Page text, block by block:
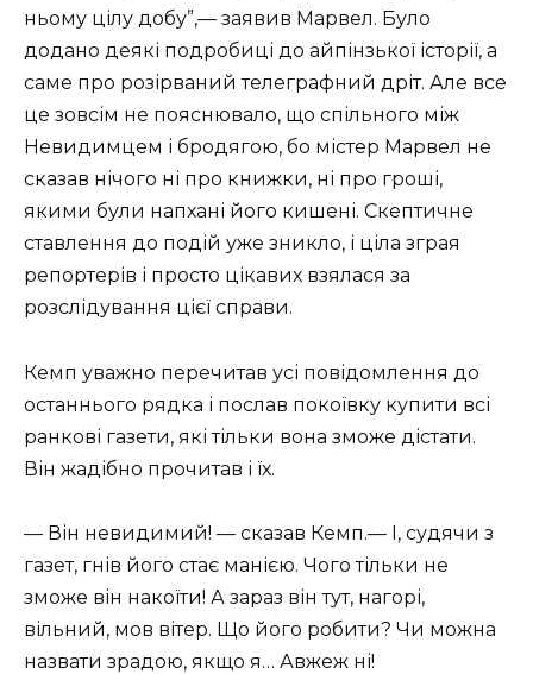
ньому цілу добу”,— заявив Марвел. Було
додано деякі подробиці до айпінзької історії, а
саме про розірваний телеграфний дріт. Але все
це зовсім не пояснювало, що спільного між
Невидимцем і бродягою, бо містер Марвел не
сказав нічого ні про книжки, ні про гроші,
якими були напхані його кишені. Скептичне
ставлення до подій уже зникло, і ціла зграя
репортерів і просто цікавих взялася за
розслідування цієї справи.
Кемп уважно перечитав усі повідомлення до
останнього рядка і послав покоївку купити всі
ранкові газети, які тільки вона зможе дістати.
Він жадібно прочитав і їх.
— Він невидимий! — сказав Кемп.— І, судячи з
газет, гнів його стає манією. Чого тільки не
зможе він накоїти! А зараз він тут, нагорі,
вільний, мов вітер. Що його робити? Чи можна
назвати зрадою, якщо я… Авжеж ні!